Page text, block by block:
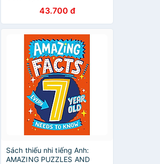
43.700 đ
Sách thiếu nhi tiếng Anh:
AMAZING PUZZLES AND